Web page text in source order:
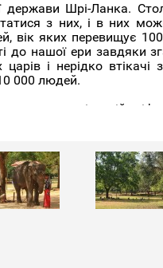
держави Шрі-Ланка.
з них, і в них
вік яких перевищує
до нашої ери завдяки
і нерідко втікачі
000 людей.
у місцевій
на острів для
чи серпні
У цей час нечисленні
Шрі-Ланку
та